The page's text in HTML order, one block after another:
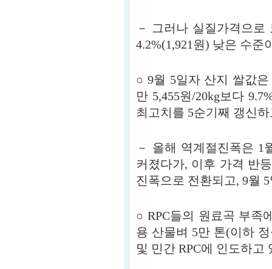
－ 그러나 실질가격으
4.2%(1,921원) 낮은 수준
○ 9월 5일자 산지 쌀값은
만 5,455원/20kg보다
최고치를 5순기째 갱신
－ 올해 역계절진폭은 1
커졌다가, 이후 가격 반
진폭으로 전환되고, 9월
○ RPC들의 원료곡 부족
용 산물벼 5만 톤(이하
및 민간 RPC에 인도하고